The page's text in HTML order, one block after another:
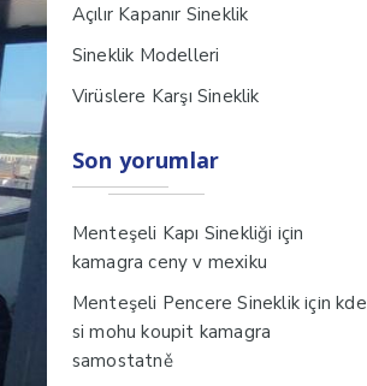
Açılır Kapanır Sineklik
Sineklik Modelleri
Virüslere Karşı Sineklik
Son yorumlar
Menteşeli Kapı Sinekliği için
kamagra ceny v mexiku
Menteşeli Pencere Sineklik içinkde
si mohu koupit kamagra
samostatně